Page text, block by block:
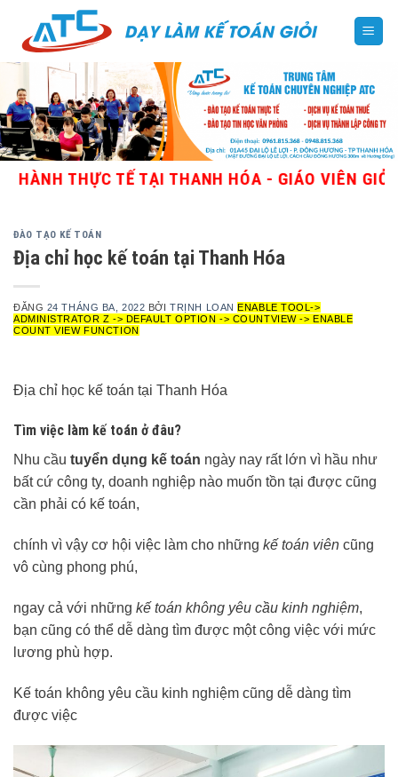
content
TẾ TẠI THANH HÓA - GIÁO VIÊN GIỎI, NHIỀU
ĐÀO TẠO KẾ TOÁN
Địa chỉ học kế toán tại Thanh Hóa
ĐĂNG 24 THÁNG BA, 2022 BỞITRỊNH LOAN ENABLE TOOL->
ADMINISTRATOR Z -> DEFAULT OPTION -> COUNTVIEW -> ENABLE
COUNT VIEW FUNCTION
Địa chỉ học kế toán tại Thanh Hóa
Tìm việc làm kế toán ở đâu?
Nhu cầu tuyển dụng kế toán ngày nay rất lớn vì hầu như
bất cứ công ty, doanh nghiệp nào muốn tồn tại được cũng
cần phải có kế toán,
chính vì vậy cơ hội việc làm cho những kế toán viên cũng
vô cùng phong phú,
ngay cả với những kế toán không yêu cầu kinh nghiệm,
bạn cũng có thể dễ dàng tìm được một công việc với mức
lương phù hợp.
Kế toán không yêu cầu kinh nghiệm cũng dễ dàng tìm
được việc